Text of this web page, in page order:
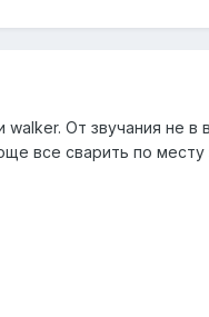
От звучания не
все сварить по месту